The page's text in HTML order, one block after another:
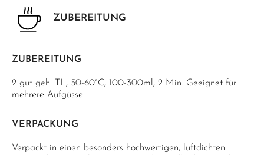
ZUBEREITUNG
ZUBEREITUNG
2 gut geh. TL, 50-60°C, 100-300ml, 2 Min. Geeignet für
mehrere Aufgüsse.
VERPACKUNG
Verpackt in einen besonders hochwertigen, luftdichten